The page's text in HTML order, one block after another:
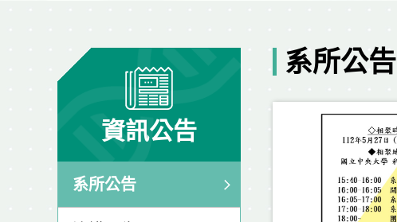
資訊公告
系所公告
系所公告